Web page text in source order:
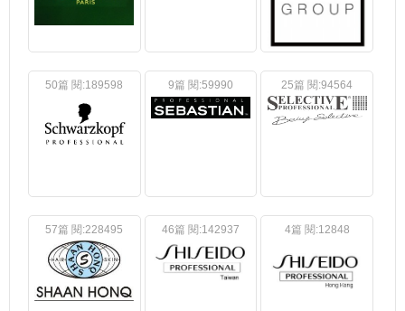
50篇 閱:189598 9篇 閱:59990 25篇 閱:94564
57篇 閱:228495 46篇 閱:142937 4篇 閱:12848